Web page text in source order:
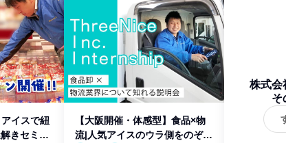
アイスで紐
きセミナ
【大阪開催・体感型】食品×物
流|人気アイスのウラ側をのぞき
株式会
そ